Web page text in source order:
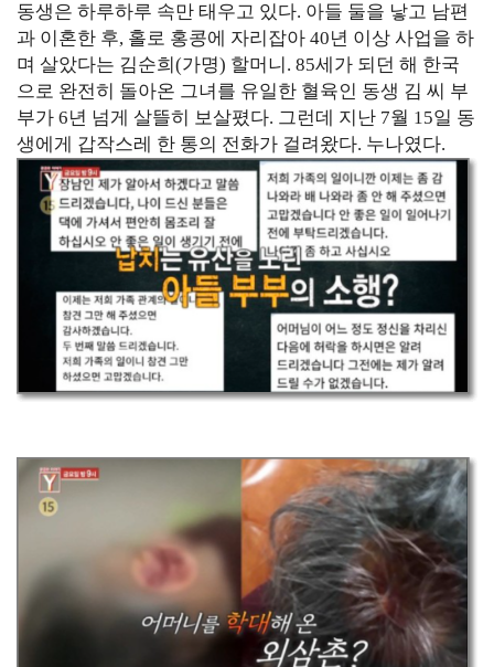
동생은 하루하루 속만 태우고 있다. 아들 둘을 낳고 남편
과 이혼한 후, 홀로 홍콩에 자리잡아 40년 이상 사업을 하
며 살았다는 김순희(가명) 할머니. 85세가 되던 해 한국
으로 완전히 돌아온 그녀를 유일한 혈육인 동생 김 씨 부
부가 6년 넘게 살뜰히 보살폈다. 그런데 지난 7월 15일 동
생에게 갑작스레 한 통의 전화가 걸려왔다. 누나였다.